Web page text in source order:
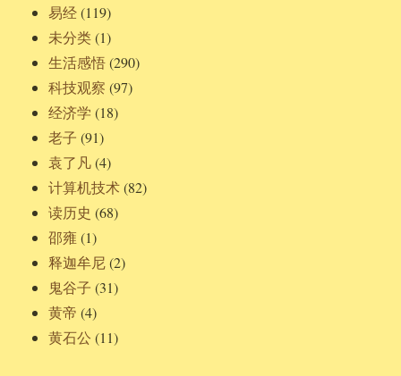
易经(119)
未分类(1)
生活感悟(290)
科技观察 (97)
经济学 (18)
老子 (91)
袁了凡(4)
计算机技术(82)
读历史 (68)
邵雍 (1)
释迦牟尼(2)
鬼谷子 (31)
黄帝 (4)
黄石公 (11)